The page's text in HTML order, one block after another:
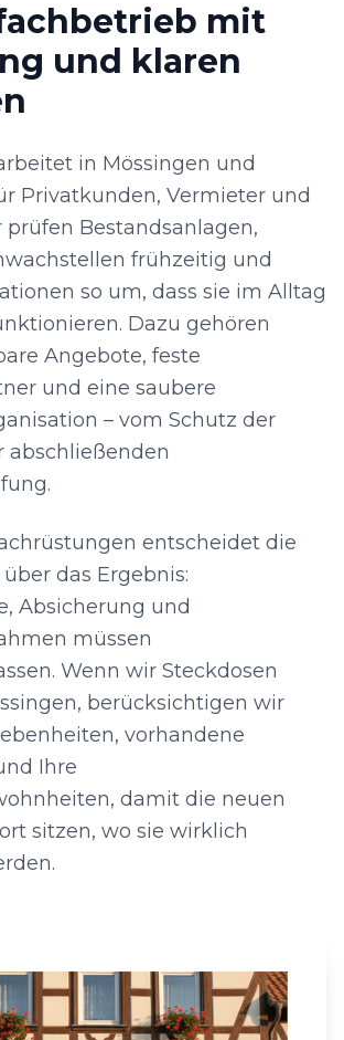
mit
und klaren
in Mössingen und
Privatkunden, Vermieter und
prüfen Bestandsanlagen,
frühzeitig und
so um, dass sie im Alltag
Dazu gehören
Angebote, feste
und eine saubere
– vom Schutz der
abschließenden
entscheidet die
das Ergebnis:
Absicherung und
müssen
Wenn wir Steckdosen
berücksichtigen wir
vorhandene
Ihre
damit die neuen
sitzen, wo sie wirklich